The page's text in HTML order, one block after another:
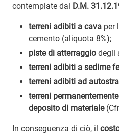
contemplate dal D.M.
terreni adibiti a cava per
cemento (aliquota 8%);
piste di atterraggio degli
terreni adibiti a sedime
terreni adibiti ad
terreni
deposito di materiale
In conseguenza di ciò, il